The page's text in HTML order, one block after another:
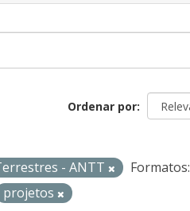
Ordenar por
- ANTT Formatos:
projetos